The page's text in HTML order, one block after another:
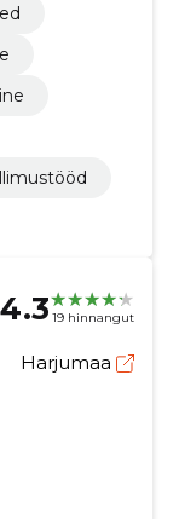
4.3 19 hinnangut
Harjumaa